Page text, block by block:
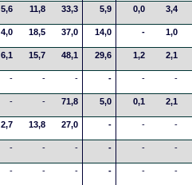
5,6 11,8 33,3 5,9 0,0 3,4
4,0 18,5 37,0 14,0 - 1,0
6,1 15,7 48,1 29,6 1,2 2,1
- - - - - -
- - 71,8 5,0 0,1 2,1
2,7 13,8 27,0 - - -
- - - - - -
- - - - - -